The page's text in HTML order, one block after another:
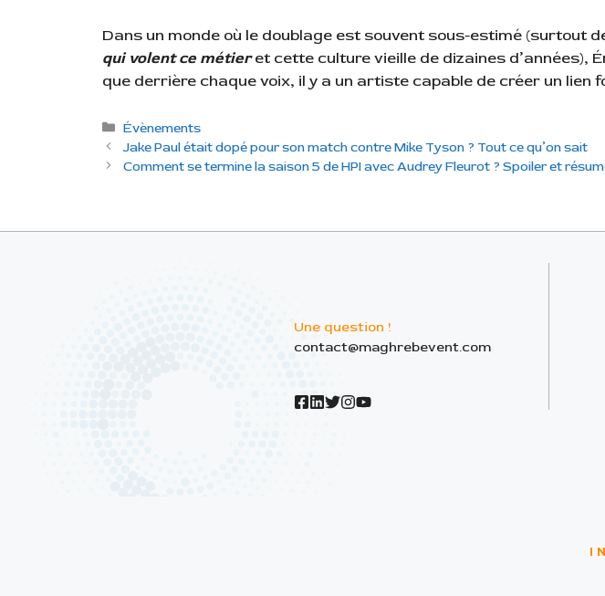
Dans un monde où le doublage est souvent sous-estimé (surtout
qui volent ce métieret cette culture vieille de dizaines d’années),
que derrière chaque voix, il y a un artiste capable de créer un lien
C
a
t
Évènements
Jake Paul était dopé pour son match contre Mike Tyson ? Tout ce qu’on sait
Comment se termine la saison 5 de HPI avec Audrey Fleurot ? Spoiler et
Une question !
contact@maghrebevent.com